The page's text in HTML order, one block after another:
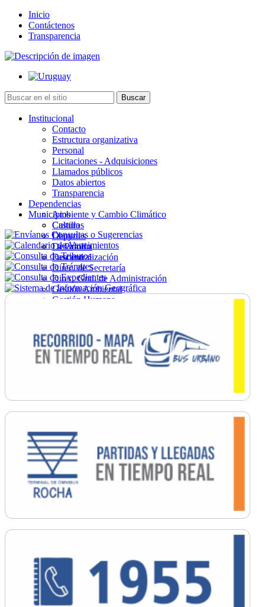
Inicio
Contáctenos
Transparencia
Institucional
Contacto
Estructura organizativa
Personal
Licitaciones - Adquisiciones
Llamados públicos
Datos abiertos
Transparencia
Dependencias
Ambiente y Cambio Climático
Cultura
Deportes
Desarrollo
Descentralización
Direc. de Secretaría
Direc. Gral. de Administración
Gestión Ambiental
Gestión Humana
Ordenamiento
Promoción Social
Salud
Secretaría General
Municipios
Castillos
Chuy
La Paloma
Lascano